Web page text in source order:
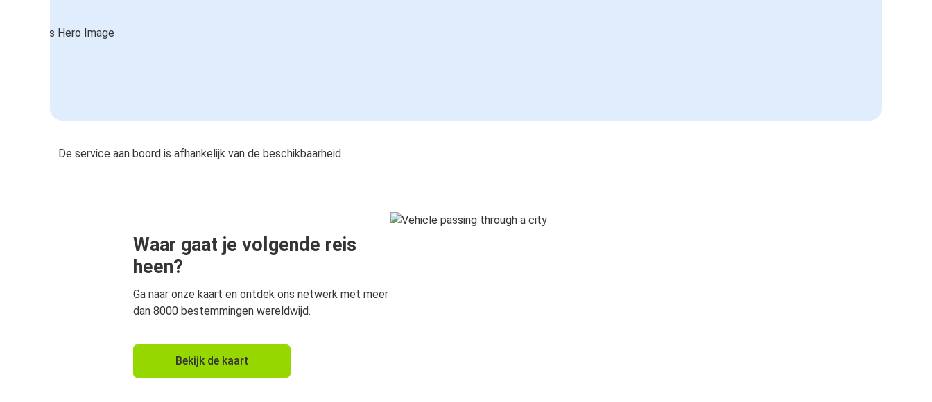
De service aan boord is afhankelijk van de beschikbaarheid
Waar gaat je volgende reis
heen?
Ga naar onze kaart en ontdek ons netwerk met meer
dan 8000 bestemmingen wereldwijd.
Bekijk de kaart